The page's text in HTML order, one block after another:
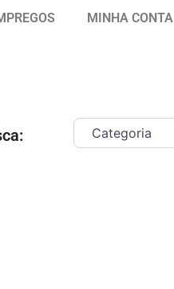
MINHA CONTA